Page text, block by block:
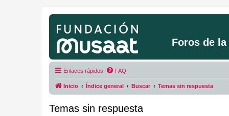
Foros de
Enlaces rápidos FAQ
Inicio Índice general Buscar Temas sin respuesta
Temas sin respuesta